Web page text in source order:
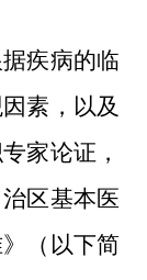
疾病的临
素，以及
家论证，
区基本医
（以下简